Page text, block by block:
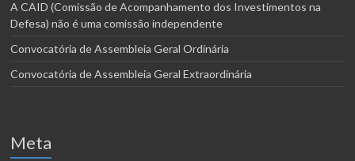
A CAID (Comissão de Acompanhamento dos Investimentos na
Defesa) não é uma comissão independente
Convocatória de Assembleia Geral Ordinária
Convocatória de Assembleia Geral Extraordinária
Meta